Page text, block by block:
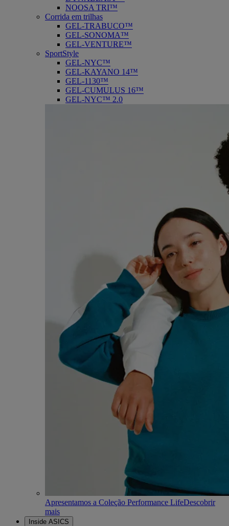
NOOSA TRI™
Corrida em trilhas
GEL-TRABUCO™
GEL-SONOMA™
GEL-VENTURE™
SportStyle
GEL-NYC™
GEL-KAYANO 14™
GEL-1130™
GEL-CUMULUS 16™
GEL-NYC™ 2.0
Apresentamos a Coleção Performance LifeDescobrir
mais
Inside ASICS